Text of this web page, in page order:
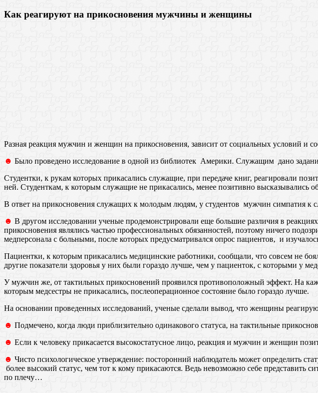
Как реагируют на прикосновения мужчины и женщины
Разная реакция мужчин и женщин на прикосновения, зависит от социальных условий и
☻ Было проведено исследование в одной из библиотек Америки. Служащим дано
Студентки, к рукам которых прикасались служащие, при передаче книг, реагировали
ней. Студенткам, к которым служащие не прикасались, менее позитивно высказывались
В ответ на прикосновения служащих к молодым людям, у студентов мужчин симпатия к
☻ В другом исследовании ученые продемонстрировали еще большие различия в
прикосновения являлись частью профессиональных обязанностей, поэтому ничего
медперсонала с больными, после которых предусматривался опрос пациентов, и
Пациентки, к которым прикасались медицинские работники, сообщали, что совсем не
другие показатели здоровья у них были гораздо лучше, чем у пациенток, с которыми у
У мужчин же, от тактильных прикосновений проявился противоположный эффект. На
которым медсестры не прикасались, послеоперационное состояние было гораздо лучше.
На основании проведенных исследований, ученые сделали вывод, что женщины
☻ Подмечено, когда люди приблизительно одинакового статуса, на тактильные
☻ Если к человеку прикасается высокостатусное лицо, реакция и мужчин и женщин
☻ Чисто психологическое утверждение: посторонний наблюдатель может определить
более высокий статус, чем тот к кому прикасаются. Ведь невозможно себе представить
по плечу…